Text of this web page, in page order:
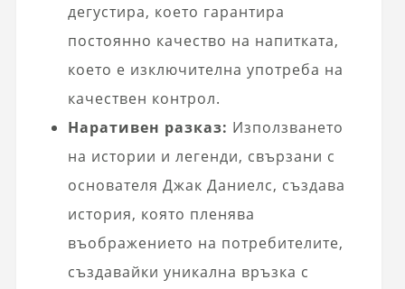
дегустира, което гарантира
постоянно качество на напитката,
което е изключителна употреба на
качествен контрол.
Наративен разказ: Използването
на истории и легенди, свързани с
основателя Джак Даниелс, създава
история, която пленява
въображението на потребителите,
създавайки уникална връзка с